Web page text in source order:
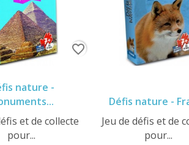
nature -
et de collecte
pour...
favorite_border
Défis nature -
Jeu de défis et de
pour...